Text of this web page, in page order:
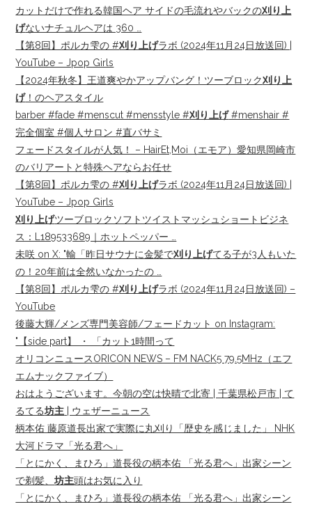
カットだけで作れる韓国ヘア サイドの毛流れやバックの刈り上
げないナチュルヘアは 360 …
【第8回】ポルカ雫の #刈り上げラボ (2024年11月24日放送回) |
YouTube – Jpop Girls
【2024年秋冬】王道爽やかアップバング！ツーブロック刈り上
げ！のヘアスタイル
barber #fade #menscut #mensstyle #刈り上げ#menshair #
完全個室 #個人サロン #直バサミ
フェードスタイルが人気！ – HairEt,Moi（エモア）愛知県岡崎市
のバリアートと特殊ヘアならお任せ
【第8回】ポルカ雫の #刈り上げラボ (2024年11月24日放送回) |
YouTube – Jpop Girls
刈り上げツーブロックソフトツイストマッシュショートビジネ
ス：L189533689｜ホットペッパー …
未咲 on X: "輸「昨日サウナに金髪で刈り上げてる子が3人もいた
の！20年前は全然いなかったの …
【第8回】ポルカ雫の #刈り上げラボ (2024年11月24日放送回) –
YouTube
後藤大輝/メンズ専門美容師/フェードカット on Instagram:
"【side part】 ・ 「カット1時間って
オリコンニュースORICON NEWS – FM NACK5 79.5MHz（エフ
エムナックファイブ）
おはようございます。今朝の空は快晴で北寄 | 千葉県松戸市 | て
るてる坊主 | ウェザーニュース
柄本佑 藤原道長出家で実際に丸刈り「歴史を感じました」 NHK
大河ドラマ「光る君へ」
「とにかく、まひろ」道長役の柄本佑 「光る君へ」出家シーン
で剃髪、坊主頭はお気に入り
「とにかく、まひろ」道長役の柄本佑 「光る君へ」出家シーン